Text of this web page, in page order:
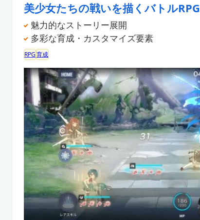
美少女たちの戦いを描くバトルRPG
魅力的なストーリー展開
多彩な育成・カスタマイズ要素
RPG育成